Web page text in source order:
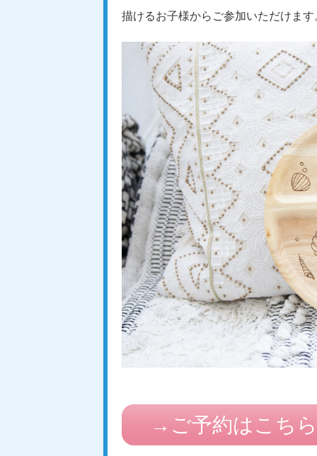
描けるお子様からご参加いただけます
→ご予約はこちら